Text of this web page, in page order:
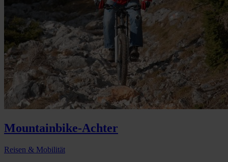
Mountainbike-Achter
Reisen & Mobilität